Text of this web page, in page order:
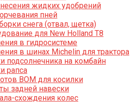
жидких удобрений
пней
снега (отвал, щетка)
для New Holland T8
в гидросистеме
в шинах Michelin для трактора
подсолнечника на комбайн
рапса
ВОМ для косилки
задней навески
схождения колес